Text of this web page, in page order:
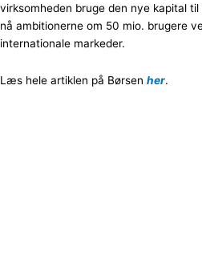
virksomheden bruge den nye kapital
nå ambitionerne om 50 mio. brugere
internationale markeder.
Læs hele artiklen på Børsen her.